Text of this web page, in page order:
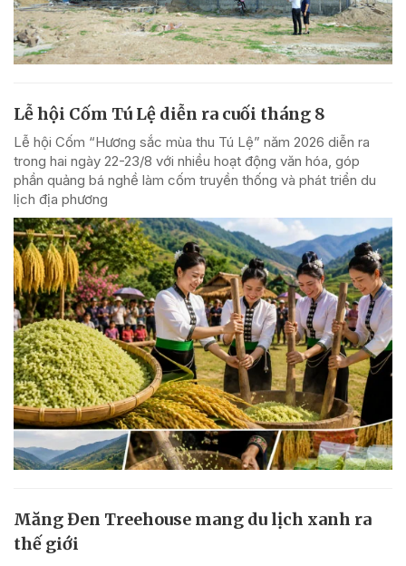
Lễ hội Cốm Tú Lệ diễn ra cuối tháng 8
Lễ hội Cốm “Hương sắc mùa thu Tú Lệ” năm 2026 diễn ra
trong hai ngày 22-23/8 với nhiều hoạt động văn hóa, góp
phần quảng bá nghề làm cốm truyền thống và phát triển du
lịch địa phương
Măng Đen Treehouse mang du lịch xanh ra
thế giới